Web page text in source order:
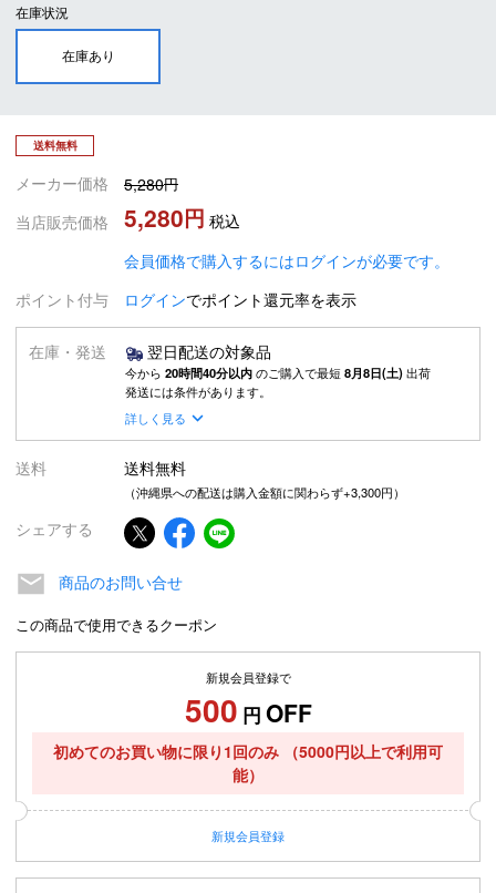
在庫状況
在庫あり
送料無料
メーカー価格
5,280
当店販売価格
5,280
税込
会員価格で購入するにはログインが必要です。
ポイント付与
ログインでポイント還元率を表示
在庫・発送 翌日配送の対象品
今から 20時間40分以内のご購入で最短8月8日(土)出荷
発送には条件があります。
詳しく見る
送料 送料無料
（沖縄県への配送は購入金額に関わらず+3,300円）
シェアする
商品のお問い合せ
この商品で使用できるクーポン
新規会員登録で
500 円 OFF
初めてのお買い物に限り1回のみ
（5000円以上で利用可
能）
新規会員登録